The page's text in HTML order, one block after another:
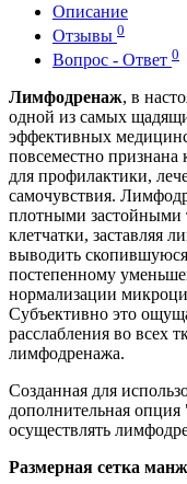
Описание
Отзывы 0
Вопрос - Ответ 0
Лимфодренаж, в
одной из самых
эффективных
повсеместно
для профилактики,
самочувствия.
плотными
клетчатки, заставляя
выводить
постепенному
нормализации
Субъективно это
расслабления во всех
лимфодренажа.
Созданная для
дополнительная
осуществлять
Размерная сетка